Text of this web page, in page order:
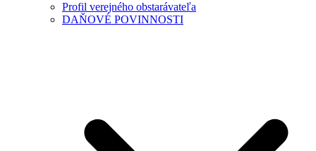
Profil verejného obstarávateľa
DAŇOVÉ POVINNOSTI